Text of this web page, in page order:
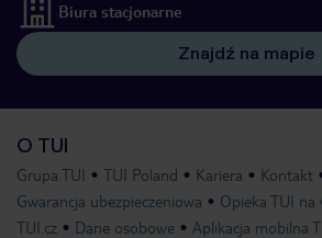
Biura stacjonarne
Znajdź na mapie
O TUI
Grupa TUI TUI Poland Kariera
Kontakt
Gwarancja ubezpieczeniowa
Opieka TUI na
TUI.cz
Dane osobowe Aplikacja mobilna